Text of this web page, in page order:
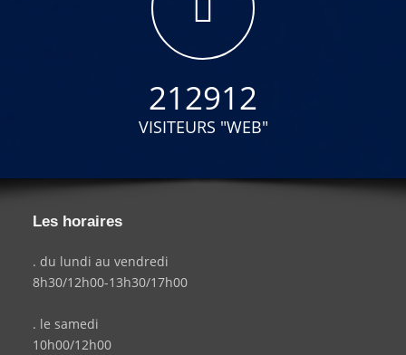
212912
VISITEURS "WEB"
Les horaires
. du lundi au vendredi
8h30/12h00-13h30/17h00
. le samedi
10h00/12h00